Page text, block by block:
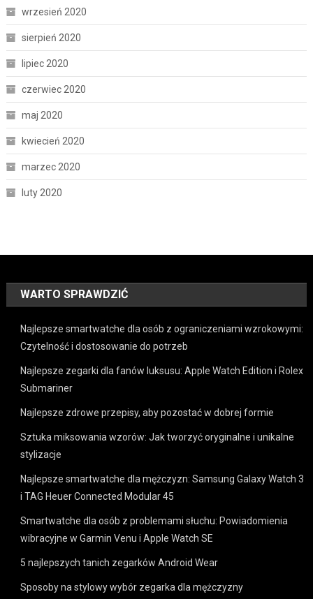
wrzesień 2020
sierpień 2020
lipiec 2020
czerwiec 2020
maj 2020
kwiecień 2020
marzec 2020
luty 2020
WARTO SPRAWDZIĆ
Najlepsze smartwatche dla osób z ograniczeniami wzrokowymi:
Czytelność i dostosowanie do potrzeb
Najlepsze zegarki dla fanów luksusu: Apple Watch Edition i Rolex
Submariner
Najlepsze zdrowe przepisy, aby pozostać w dobrej formie
Sztuka miksowania wzorów: Jak tworzyć oryginalne i unikalne
stylizacje
Najlepsze smartwatche dla mężczyzn: Samsung Galaxy Watch 3
i TAG Heuer Connected Modular 45
Smartwatche dla osób z problemami słuchu: Powiadomienia
wibracyjne w Garmin Venu i Apple Watch SE
5 najlepszych tanich zegarków Android Wear
Sposoby na stylowy wybór zegarka dla mężczyzny